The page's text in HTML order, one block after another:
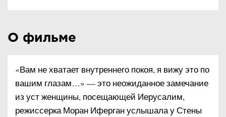
О фильме
«Вам не хватает внутреннего покоя, я вижу это по
вашим глазам…» — это неожиданное замечание
из уст женщины, посещающей Иерусалим,
режиссерка Моран Иферган услышала у Стены